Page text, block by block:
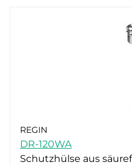
REGIN
DR-120WA
Schutzhülse aus